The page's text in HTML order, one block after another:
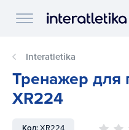
Interatletika
Тренажер для
XR224